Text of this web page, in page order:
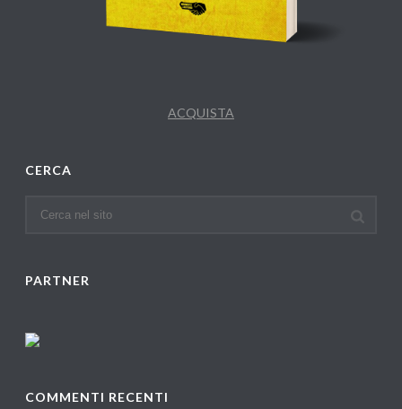
ACQUISTA
CERCA
PARTNER
COMMENTI RECENTI